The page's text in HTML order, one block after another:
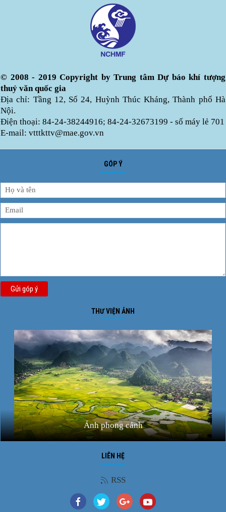
© 2008 - 2019 Copyright by Trung tâm Dự báo khí tượng
thuỷ văn quốc gia
Địa chỉ: Tầng 12, Số 24, Huỳnh Thúc Kháng, Thành phố Hà
Nội.
Điện thoại: 84-24-38244916; 84-24-32673199 - số máy lẻ 701
E-mail: vtttkttv@mae.gov.vn
GÓP Ý
Gửi góp ý
THƯ VIỆN ẢNH
Ảnh phong cảnh
LIÊN HỆ
RSS